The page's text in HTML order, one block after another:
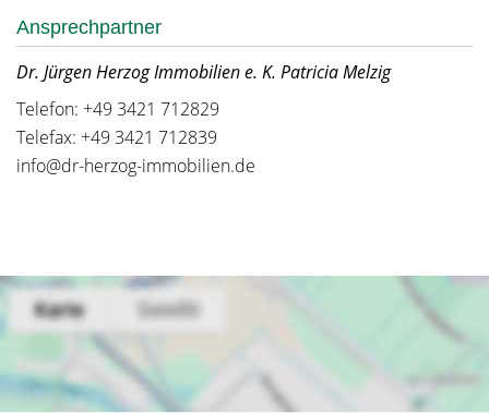
Ansprechpartner
Dr. Jürgen Herzog Immobilien e. K. Patricia Melzig
Telefon: +49 3421 712829
Telefax: +49 3421 712839
info@dr-herzog-immobilien.de